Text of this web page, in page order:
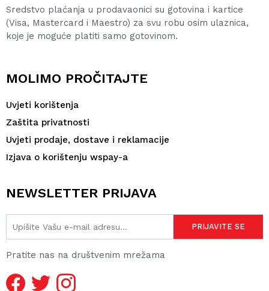
Sredstvo plaćanja u prodavaonici su gotovina i kartice
(Visa, Mastercard i Maestro) za svu robu osim ulaznica,
koje je moguće platiti samo gotovinom.
MOLIMO PROČITAJTE
Uvjeti korištenja
Zaštita privatnosti
Uvjeti prodaje, dostave i reklamacije
Izjava o korištenju wspay-a
NEWSLETTER PRIJAVA
Pratite nas na društvenim mrežama